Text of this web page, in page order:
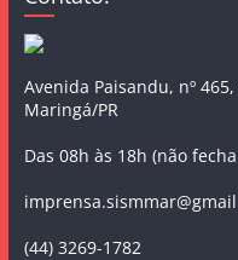
Avenida Paisandu, nº
Maringá/PR
Das 08h às 18h (não
(44) 3269-1782